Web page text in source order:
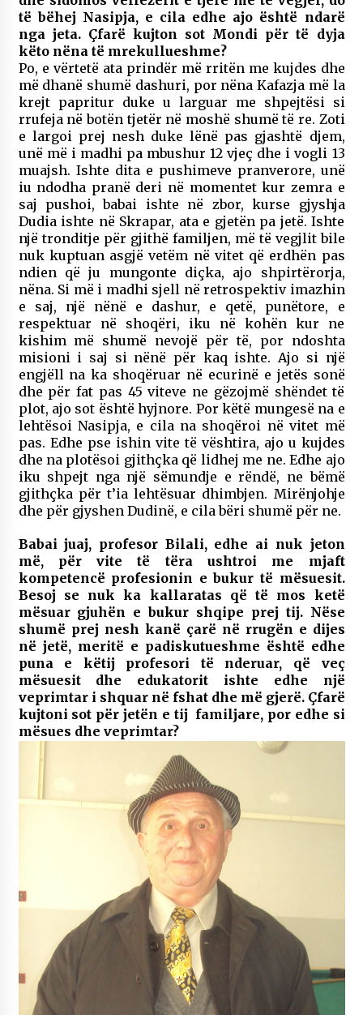
të bëhej Nasipja, e cila edhe ajo është ndarë
nga jeta. Çfarë kujton sot Mondi për të dyja
këto nëna të mrekullueshme?
Po, e vërtetë ata prindër më rritën me kujdes dhe
më dhanë shumë dashuri, por nëna Kafazja më la
krejt papritur duke u larguar me shpejtësi si
rrufeja në botën tjetër në moshë shumë të re. Zoti
e largoi prej nesh duke lënë pas gjashtë djem,
unë më i madhi pa mbushur 12 vjeç dhe i vogli 13
muajsh. Ishte dita e pushimeve pranverore, unë
iu ndodha pranë deri në momentet kur zemra e
saj pushoi, babai ishte në zbor, kurse gjyshja
Dudia ishte në Skrapar, ata e gjetën pa jetë. Ishte
një tronditje për gjithë familjen, më të vegjlit bile
nuk kuptuan asgjë vetëm në vitet që erdhën pas
ndien që ju mungonte diçka, ajo shpirtërorja,
nëna. Si më i madhi sjell në retrospektiv imazhin
e saj, një nënë e dashur, e qetë, punëtore, e
respektuar në shoqëri, iku në kohën kur ne
kishim më shumë nevojë për të, por ndoshta
misioni i saj si nënë për kaq ishte. Ajo si një
engjëll na ka shoqëruar në ecurinë e jetës sonë
dhe për fat pas 45 viteve ne gëzojmë shëndet të
plot, ajo sot është hyjnore. Por këtë mungesë na e
lehtësoi Nasipja, e cila na shoqëroi në vitet më
pas. Edhe pse ishin vite të vështira, ajo u kujdes
dhe na plotësoi gjithçka që lidhej me ne. Edhe ajo
iku shpejt nga një sëmundje e rëndë, ne bëmë
gjithçka për t’ia lehtësuar dhimbjen. Mirënjohje
dhe për gjyshen Dudinë, e cila bëri shumë për ne.
Babai juaj, profesor Bilali, edhe ai nuk jeton
më, për vite të tëra ushtroi me mjaft
kompetencë profesionin e bukur të mësuesit.
Besoj se nuk ka kallaratas që të mos ketë
mësuar gjuhën e bukur shqipe prej tij. Nëse
shumë prej nesh kanë çarë në rrugën e dijes
në jetë, meritë e padiskutueshme është edhe
puna e këtij profesori të nderuar, që veç
mësuesit dhe edukatorit ishte edhe një
veprimtar i shquar në fshat dhe më gjerë. Çfarë
kujtoni sot për jetën e tij familjare, por edhe si
mësues dhe veprimtar?